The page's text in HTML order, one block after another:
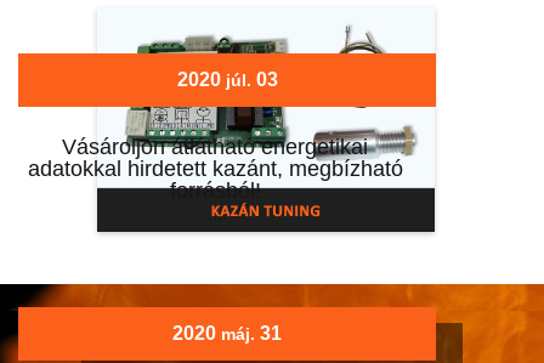
2020 júl. 03
Vásároljon átlátható energetikai
adatokkal hirdetett kazánt, megbízható
forrásból!
...
2020 máj. 31